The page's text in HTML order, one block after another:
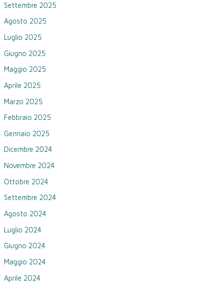
Settembre 2025
Agosto 2025
Luglio 2025
Giugno 2025
Maggio 2025
Aprile 2025
Marzo 2025
Febbraio 2025
Gennaio 2025
Dicembre 2024
Novembre 2024
Ottobre 2024
Settembre 2024
Agosto 2024
Luglio 2024
Giugno 2024
Maggio 2024
Aprile 2024